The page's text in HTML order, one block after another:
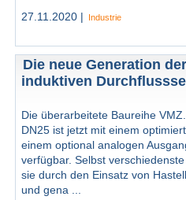
27.11.2020 | Industrie
Die neue Generation
induktiven
Die überarbeitete Baureihe
DN25 ist jetzt mit einem
einem optional analogen
verfügbar. Selbst
sie durch den Einsatz von
und gena ...